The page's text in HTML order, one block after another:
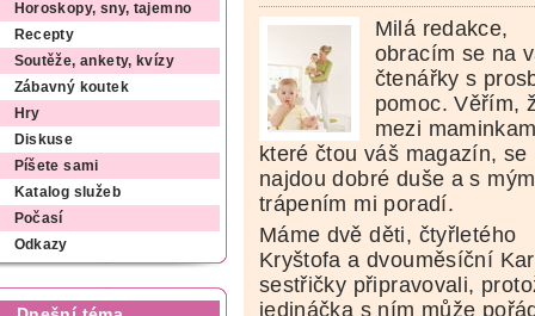
Horoskopy, sny, tajemno
Recepty
Soutěže, ankety, kvízy
Zábavný koutek
Hry
Diskuse
Píšete sami
Katalog služeb
Počasí
Odkazy
Milá redakce,
obracím se na
čtenářky s
pomoc. Věřím,
mezi
které čtou váš magazín, se
najdou dobré duše a s mým
trápením mi poradí.
Máme dvě děti, čtyřletého
Kryštofa a dvouměsíční
sestřičky připravovali,
jedináčka s ním může